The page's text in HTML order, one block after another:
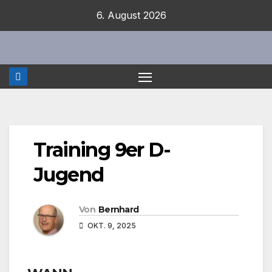
6. August 2026
Training 9er D-
Jugend
Von Bernhard
OKT. 9, 2025